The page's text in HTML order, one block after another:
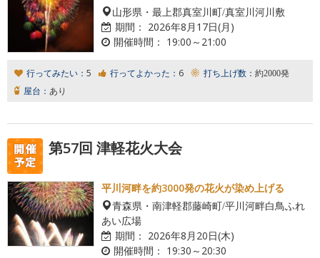
山形県・最上郡真室川町/真室川河川敷
期間： 2026年8月17日(月)
開催時間： 19:00～21:00
行ってみたい： 5 行ってよかった： 6 打ち上げ数： 約2000発
屋台： あり
第57回 津軽花火大会
平川河畔を約3000発の花火が染め上げる
青森県・南津軽郡藤崎町/平川河畔白鳥ふれ
あい広場
期間： 2026年8月20日(木)
開催時間： 19:30～20:30